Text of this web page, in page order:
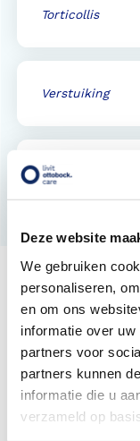
Deze website
We gebruiken
personaliseren,
en om ons
informatie over
partners voor
partners kunnen
informatie die u
verzameld op
Torticollis
Verstuiking
Whiplash